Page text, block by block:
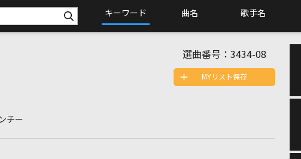
キーワード 曲名 歌手名
選曲番号： 3434-08
チー
MYリスト保存